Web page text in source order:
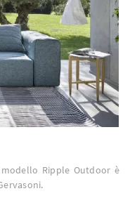
Ripple Outdoor è